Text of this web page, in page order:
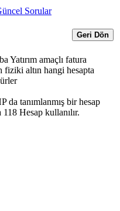
Sorular
Geri Dön
Yatırım amaçlı fatura
fiziki altın hangi hesapta
da tanımlanmış bir hesap
Hesap kullanılır.